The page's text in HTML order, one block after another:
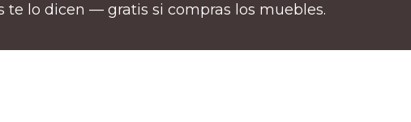
te lo dicen — gratis si compras los muebles.